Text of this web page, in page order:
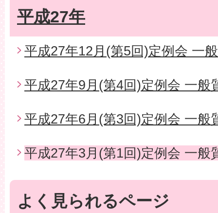
平成27年
平成27年12月(第5回)定例会 一
平成27年9月(第4回)定例会 一般
平成27年6月(第3回)定例会 一般
平成27年3月(第1回)定例会 一般
よく見られるページ